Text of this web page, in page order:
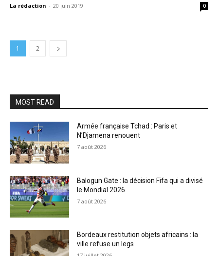
La rédaction - 20 juin 2019 0
1 2
MOST READ
Armée française Tchad : Paris et
N’Djamena renouent
7 août 2026
Balogun Gate : la décision Fifa qui a divisé
le Mondial 2026
7 août 2026
Bordeaux restitution objets africains : la
ville refuse un legs